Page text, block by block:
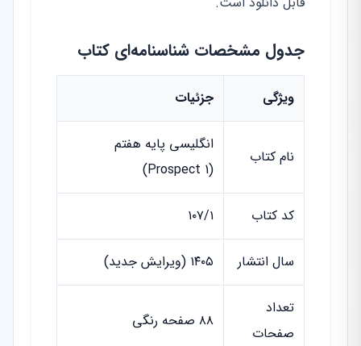
جدول مشخصات شناسنامه‌ای کتاب
ویژگی جزئیات
نام کتاب
انگلیسی پایه هفتم
(Prospect 1)
کد کتاب ۱۰۷/۱
سال انتشار ۱۴۰۵ (ویرایش جدید)
تعداد
صفحات
۸۸ صفحه رنگی